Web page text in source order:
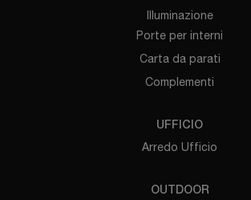
Illuminazione
Porte per interni
Carta da parati
Complementi
UFFICIO
Arredo Ufficio
OUTDOOR